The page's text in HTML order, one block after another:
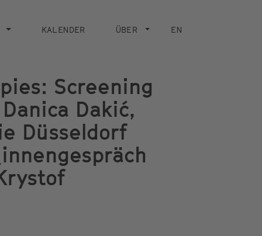
KALENDER ÜBER EN
Screening
Dakić,
Düsseldorf